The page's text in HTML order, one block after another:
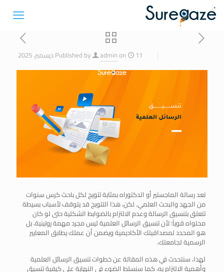
Published by adminon 11 ديسمبر، 2025
تعد رسالة الماجستير أو الدكتوراه بمثابة تتويج لكل باحث كرس سنوات
من الجهد والبحث العلمي. لكن، هذا التتويج قد يتوقف لأسباب بسيطة
تتعلق بتنسيق الرسالة وعدم الالتزام بالضوابط الشكلية حتى لو كان
محتواه قوياً؛ لأن تنسيق الرسائل العلمية ليس مجرد مهمة روتينية، بل
هو المحدد لمصداقيتك الأكاديمية ويضمن أن عملك يطابق المعايير
الرسمية لجامعتك.
لهذا، سنتحدث في هذه المقالة عن خطوات تنسيق الرسائل العلمية
وأهمية الالتزام به، كما سنسلط الضوء في النهاية على كيفية تنسيق